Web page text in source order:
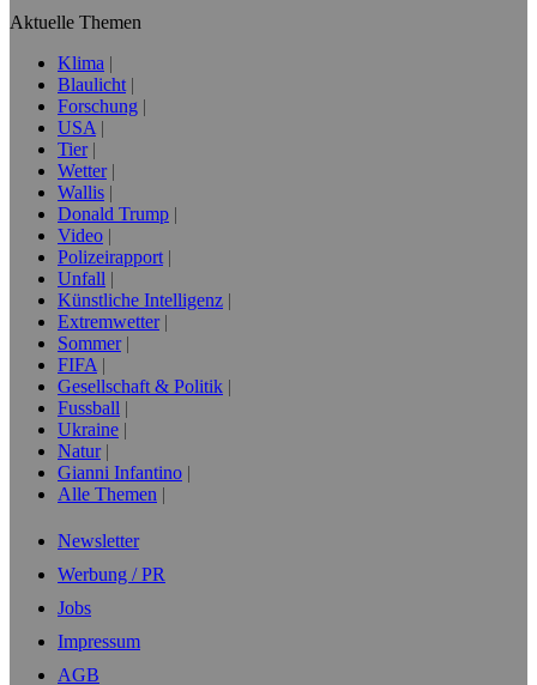
Aktuelle Themen
Klima
Blaulicht
Forschung
USA
Tier
Wetter
Wallis
Donald Trump
Video
Polizeirapport
Unfall
Künstliche Intelligenz
Extremwetter
Sommer
FIFA
Gesellschaft & Politik
Fussball
Ukraine
Natur
Gianni Infantino
Alle Themen
Newsletter
Werbung / PR
Jobs
Impressum
AGB